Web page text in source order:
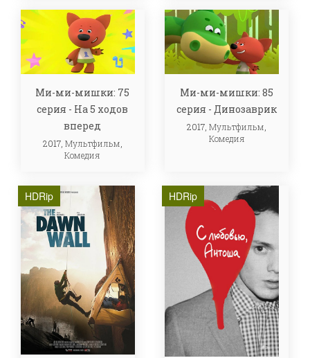
Ми-ми-мишки: 75
серия - На 5 ходов
вперед
2017, Мультфильм
Комедия
Ми-ми-мишки: 85
серия - Динозаврик
2017,Мультфильм
Комедия
HDRip HDRip